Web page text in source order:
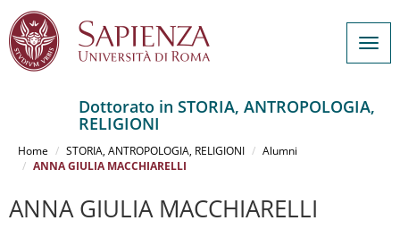
contenuto
Dottorato in STORIA, ANTROPOLOGIA,
RELIGIONI
Home STORIA, ANTROPOLOGIA, RELIGIONI
Alumni
ANNA GIULIA MACCHIARELLI
ANNA GIULIA MACCHIARELLI